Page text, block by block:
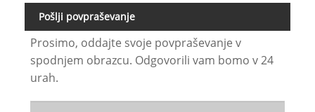
Pošlji povpraševanje
Prosimo, oddajte svoje povpraševanje v
spodnjem obrazcu. Odgovorili vam bomo v 24
urah.